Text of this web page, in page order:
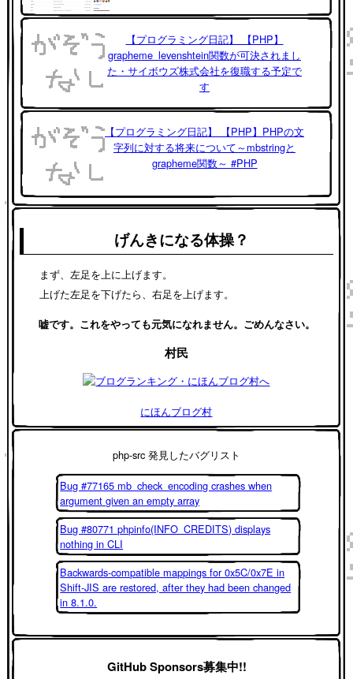
【プログラミング日記】 【PHP】
grapheme_levenshtein関数が可決されまし
た・サイボウズ株式会社を復職する予定で
す
【プログラミング日記】 【PHP】PHPの文
字列に対する将来について～mbstringと
grapheme関数～ #PHP
げんきになる体操？
まず、左足を上に上げます。
上げた左足を下げたら、右足を上げます。
嘘です。これをやっても元気になれません。ごめんなさい。
村民
にほんブログ村
php-src 発見したバグリスト
Bug #77165 mb_check_encoding crashes when
argument given an empty array
Bug #80771 phpinfo(INFO_CREDITS) displays
nothing in CLI
Backwards-compatible mappings for 0x5C/0x7E in
Shift-JIS are restored, after they had been changed
in 8.1.0.
GitHub Sponsors募集中!!